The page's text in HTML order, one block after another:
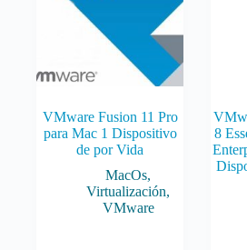
VMware Fusion 11 Pro
para Mac 1 Dispositivo
de por Vida
MacOs,
Virtualización,
VMware
8